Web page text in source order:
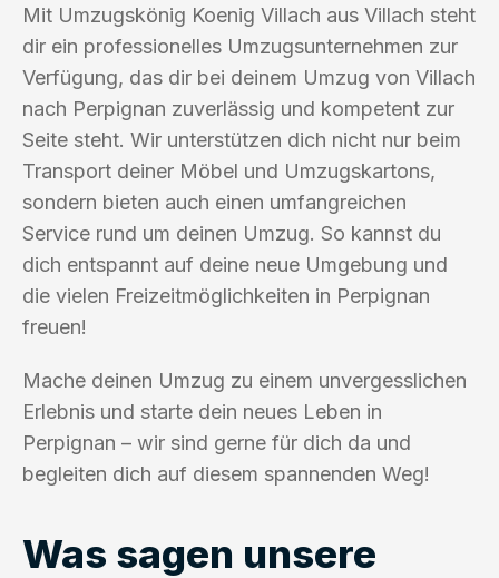
Mit Umzugskönig Koenig Villach aus Villach steht
dir ein professionelles Umzugsunternehmen zur
Verfügung, das dir bei deinem Umzug von Villach
nach Perpignan zuverlässig und kompetent zur
Seite steht. Wir unterstützen dich nicht nur beim
Transport deiner Möbel und Umzugskartons,
sondern bieten auch einen umfangreichen
Service rund um deinen Umzug. So kannst du
dich entspannt auf deine neue Umgebung und
die vielen Freizeitmöglichkeiten in Perpignan
freuen!
Mache deinen Umzug zu einem unvergesslichen
Erlebnis und starte dein neues Leben in
Perpignan – wir sind gerne für dich da und
begleiten dich auf diesem spannenden Weg!
Was sagen unsere